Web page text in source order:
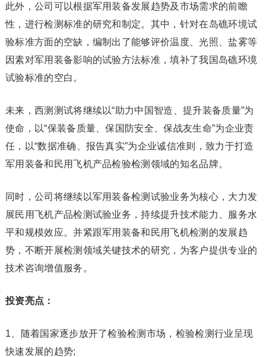
此外，公司可以根据军用装备发展趋势及市场需求的前瞻
性，进行检测标准的研究和制定。其中，针对在岛礁环境试
验标准方面的空缺，编制出了能够评价温度、光照、盐雾等
因素对军用装备影响的试验方法标准，填补了我国岛礁环境
试验标准的空白。
未来，西测测试将继续以“助力中国智造、提升装备质量”为
使命，以“保装备质量、保国防安全、保战友生命”为企业责
任，以“数据准确、报告真实”为企业诚信准则，致力于打造
军用装备和民用飞机产品检验检测领域的知名品牌。
同时，公司将继续以军用装备检测试验业务为核心，大力发
展民用飞机产品检测试验业务，持续提升技术能力、服务水
平和规模效应。并紧跟军用装备和民用飞机检测的发展趋
势，不断开展检测领域关键技术的研究，为客户提供专业的
技术咨询增值服务。
投资亮点：
1、随着国家逐步放开了检验检测市场，检验检测行业呈现
快速发展的趋势;